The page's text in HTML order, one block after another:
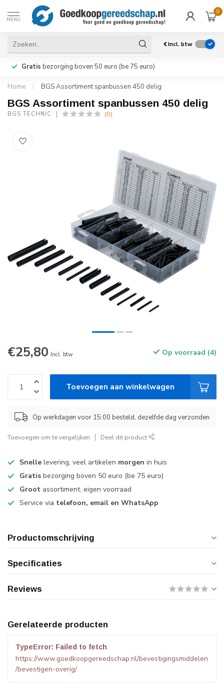
MENU
0
€Incl. btw
Gratis bezorging boven 50 euro (be 75 euro)
Home / BGS Assortiment spanbussen 450 delig
BGS Assortiment spanbussen 450 delig
BGS TECHNIC (0)
€25,80 Incl. btw Op voorraad (4)
Toevoegen aan winkelwagen
Op werkdagen voor 15:00 besteld, dezelfde dag verzonden
Toevoegen om te vergelijken Deel dit product
Snelle levering, veel artikelen morgen in huis
Gratis bezorging boven 50 euro (be 75 euro)
Groot assortiment, eigen voorraad
Service via telefoon, email en WhatsApp
Productomschrijving
Specificaties
Reviews
Gerelateerde producten
TypeError: Failed to fetch
https://www.goedkoopgereedschap.nl/bevestigingsmiddelen
/bevestigen-overig/